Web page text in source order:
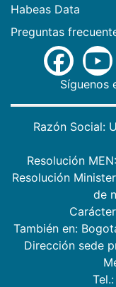
Habeas Data
Preguntas
Síguenos
Razón Social:
Resolución
Resolución
de
También en:
Dirección sede